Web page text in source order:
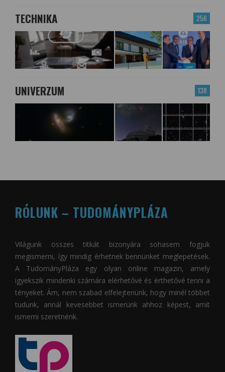
256
TECHNIKA
138
UNIVERZUM
RÓLUNK – TUDOMÁNYPLÁZA
Világunk összes titkát bizonyára sohasem fogjuk
megismerni, így mindig érhetnek bennünket meglepetések.
A TudományPláza egy olyan online magazin, amely
igyekszik mindenki számára elérhetővé és érthetővé tenni a
tényeket. Ám, nem szabad elfelejtenünk, hogy minél többet
tudunk, annál kevesebbet ismerünk ahhoz képest, amit
ismerni szeretnénk.